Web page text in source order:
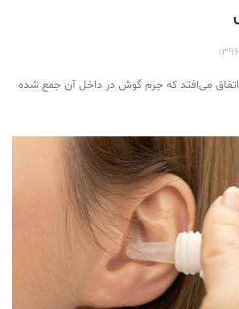
می‌افتد که جرم گوش در داخل آن جمع شده